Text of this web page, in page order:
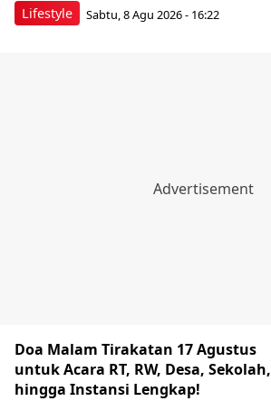
Lifestyle Sabtu, 8 Agu 2026 - 16:22
Doa Malam Tirakatan 17 Agustus
untuk Acara RT, RW, Desa, Sekolah,
hingga Instansi Lengkap!